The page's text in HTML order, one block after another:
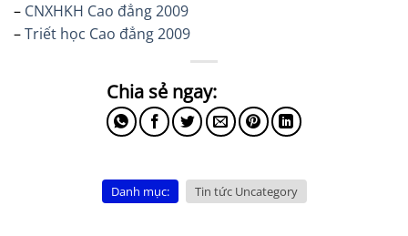
– CNXHKH Cao đẳng 2009
–Triết học Cao đẳng 2009
Danh mục: Tin tức Uncategory